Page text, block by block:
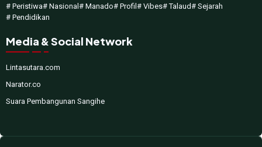
# Peristiwa# Nasional # Manado# Profil # Vibes# Talaud# Sejarah
# Pendidikan
Media & Social Network
Lintasutara.com
Narator.co
Suara Pembangunan Sangihe